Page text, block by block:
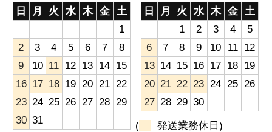
日
月 火 水 木 金 土
1
2
3 4 5 6 7
8
9
10 11 12 13 14 15
16 17 18 19 20 21 22
23 24 25 26 27 28 29
30 31
日
月 火 水 木 金
土
1
2 3 4
5
6
7 8 9 10 11
12
13 14 15 16 17 18 19
20 21 22 23 24 25 26
27 28 29 30
( 発送業務休日)